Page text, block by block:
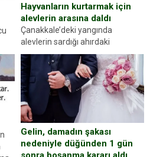
Hayvanların kurtarmak için
alevlerin arasına daldı
Çanakkale’deki yangında
alevlerin sardığı ahırdaki
hayvanlarını kurtarmak isteyen
Zeki Demir (66) ölümden döndü.
Yüzünde ve ellerinde yanıklar
oluşan Demir, kâbus dolu anları
anlattı… Merkeze bağlı...
Gelin, damadın şakası
nedeniyle düğünden 1 gün